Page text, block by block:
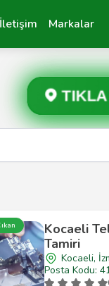
İletişim Markalar
Kocaeli
Tamiri
Kocaeli,
Posta Kodu: